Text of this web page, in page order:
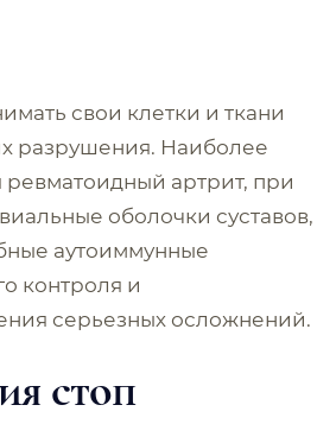
свои клетки и ткани
разрушения. Наиболее
артрит, при
оболочки суставов,
аутоиммунные
контроля и
серьезных осложнений.
стоп